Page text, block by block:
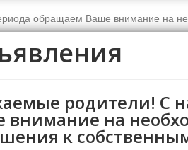
обращаем Ваше внимание на
родители! С
внимание на
к